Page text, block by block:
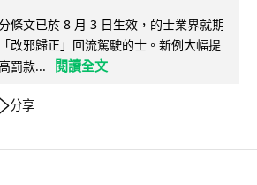
條文已於 8 月 3 日生效，的士業界就期
改邪歸正」回流駕駛的士。新例大幅提
罰款...
閱讀全文
分享